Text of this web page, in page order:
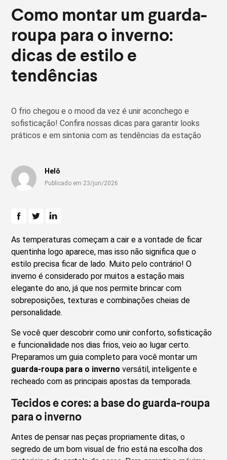
Como montar um guarda-
roupa para o inverno:
dicas de estilo e
tendências
O frio chegou e o mood da vez é unir aconchego e
sofisticação! Confira nossas dicas para garantir looks
práticos e em sintonia com as tendências da estação
Helô
Publicado em 23/jun/2026
As temperaturas começam a cair e a vontade de ficar
quentinha logo aparece, mas isso não significa que o
estilo precisa ficar de lado. Muito pelo contrário! O
inverno é considerado por muitos a estação mais
elegante do ano, já que nos permite brincar com
sobreposições, texturas e combinações cheias de
personalidade.
Se você quer descobrir como unir conforto, sofisticação
e funcionalidade nos dias frios, veio ao lugar certo.
Preparamos um guia completo para você montar um
guarda-roupa para o inverno versátil, inteligente e
recheado com as principais apostas da temporada.
Tecidos e cores: a base do guarda-roupa
para o inverno
Antes de pensar nas peças propriamente ditas, o
segredo de um bom visual de frio está na escolha dos